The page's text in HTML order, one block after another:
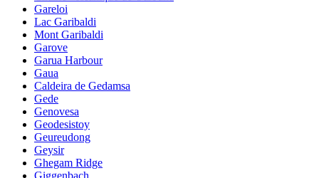
Gareloi
Lac Garibaldi
Mont Garibaldi
Garove
Garua Harbour
Gaua
Caldeira de Gedamsa
Gede
Genovesa
Geodesistoy
Geureudong
Geysir
Ghegam Ridge
Giggenbach